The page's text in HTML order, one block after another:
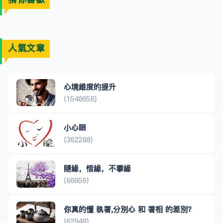
人氣文章
心境維度的提升
(1548658)
小心眼
(362288)
隨緣，惜緣，不攀緣
(66659)
你真的懂 執著,分別心 和 著相 的差別？